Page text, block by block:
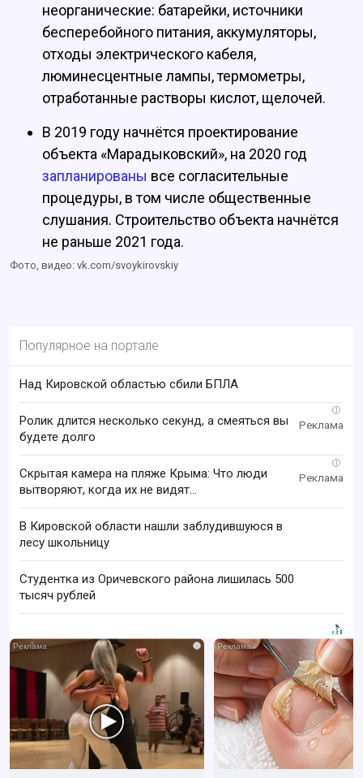
неорганические: батарейки, источники
бесперебойного питания, аккумуляторы,
отходы электрического кабеля,
люминесцентные лампы, термометры,
отработанные растворы кислот, щелочей.
В 2019 году начнётся проектирование
объекта «Марадыковский», на 2020 год
запланированы все согласительные
процедуры, в том числе общественные
слушания. Строительство объекта начнётся
не раньше 2021 года.
Фото, видео: vk.com/svoykirovskiy
Популярное на портале
Над Кировской областью сбили БПЛА
i
Ролик длится несколько секунд, а смеяться вы
будете долго
i
Скрытая камера на пляже Крыма: Что люди
вытворяют, когда их не видят...
В Кировской области нашли заблудившуюся в
лесу школьницу
Студентка из Оричевского района лишилась 500
тысяч рублей
i